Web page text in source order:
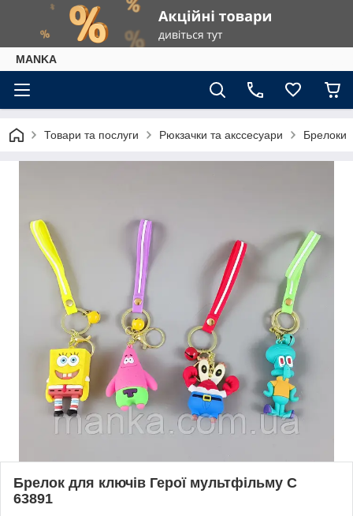
МАNKА
Товари та послуги Рюкзачки та акссесуари Брелоки
Брелок для ключів Герої мультфільму C
63891